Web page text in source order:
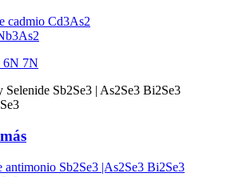
cadmio Cd3As2
6N 7N
antimonio Sb2Se3 |As2Se3 Bi2Se3